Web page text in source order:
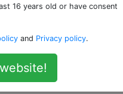
le plus grand, le plus
maximale
mail valide?
16 years old or have consent
and Privacy policy.